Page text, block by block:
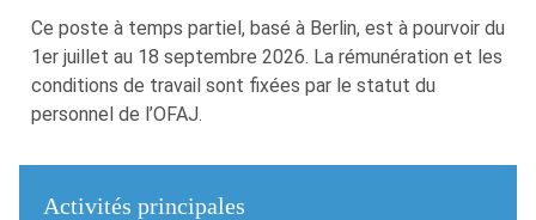
Ce poste à temps partiel, basé à Berlin, est à pourvoir du
1er juillet au 18 septembre 2026. La rémunération et les
conditions de travail sont fixées par le statut du
personnel de l’OFAJ.
Activités principales